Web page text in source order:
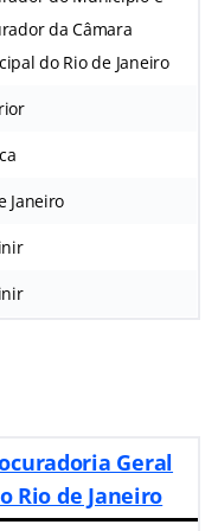
da Câmara
do Rio de Janeiro
Janeiro
Geral
Rio de Janeiro